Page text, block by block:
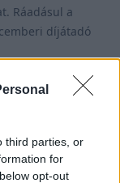
third parties, or
for
opt-out
Ráadásul a
díjátadó